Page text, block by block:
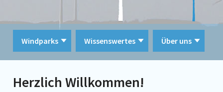
Windparks Wissenswertes Über uns
Herzlich Willkommen!